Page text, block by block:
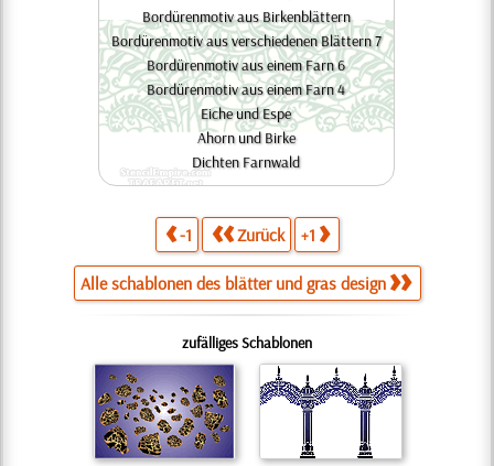
Bordürenmotiv aus Birkenblättern
Bordürenmotiv aus verschiedenen Blättern 7
Bordürenmotiv aus einem Farn 6
Bordürenmotiv aus einem Farn 4
Eiche und Espe
Ahorn und Birke
Dichten Farnwald
-1 Zurück +1
Alle schablonen des blätter und gras design
zufälliges Schablonen